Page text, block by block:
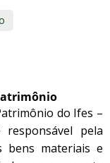
do Ifes –
pela
bens materiais e